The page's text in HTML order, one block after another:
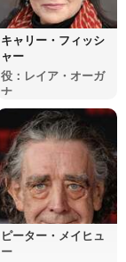
キャリー・フィッシ
ャー
役：レイア・オーガ
ナ
ピーター・メイヒュ
ー